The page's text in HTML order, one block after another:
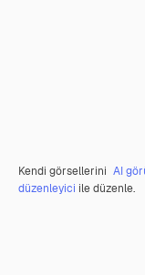
Kendi görsellerini AI
düzenleyici ile düzenle.